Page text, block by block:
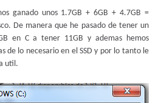
ganado unos 1.7GB + 6GB + 4.7GB =
De manera que he pasado de tener un
en C a tener 11GB y ademas hemos
de lo necesario en el SSD y por lo tanto le
util.